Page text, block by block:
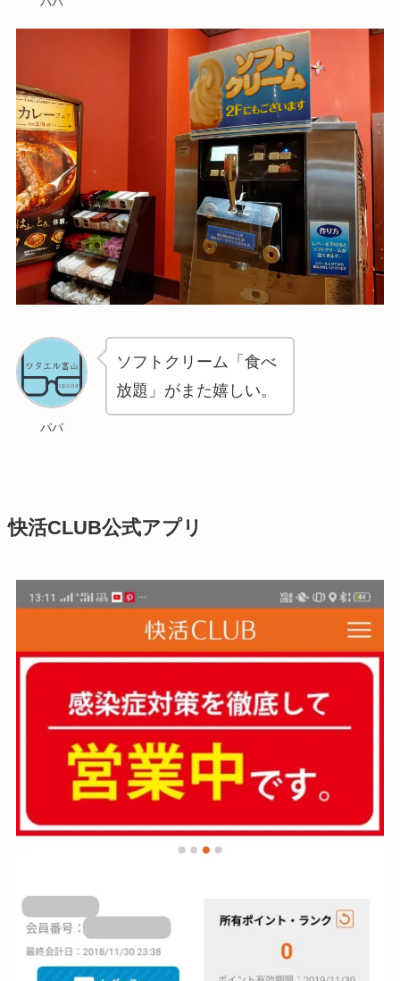
パパ
ソフトクリーム「食べ
放題」がまた嬉しい。
快活CLUB公式アプリ